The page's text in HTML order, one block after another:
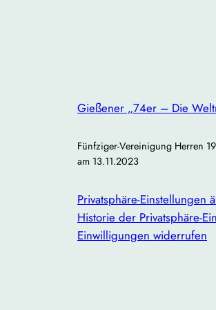
Lasst uns
Gießener „74er – Die
Fünfziger-Vereinigung Herren
am 13.11.2023
Privatsphäre-Einstellungen
Historie der Privatsphäre-
Einwilligungen widerrufen